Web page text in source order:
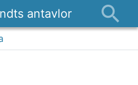
antavlor